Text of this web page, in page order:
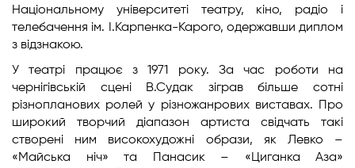
Національному університеті театру, кіно, радіо і
телебачення ім. І.Карпенка-Карого, одержавши диплом
з відзнакою.
У театрі працює з 1971 року. За час роботи на
чернігівській сцені В.Судак зіграв більше сотні
різнопланових ролей у різножанрових виставах. Про
широкий творчий діапазон артиста свідчать такі
створені ним високохудожні образи, як Левко –
«Майська ніч» та Панасик – «Циганка Аза»